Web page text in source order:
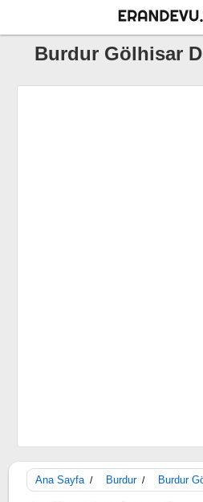
Burdur Gölhisar
Ana Sayfa / Burdur / Burdur